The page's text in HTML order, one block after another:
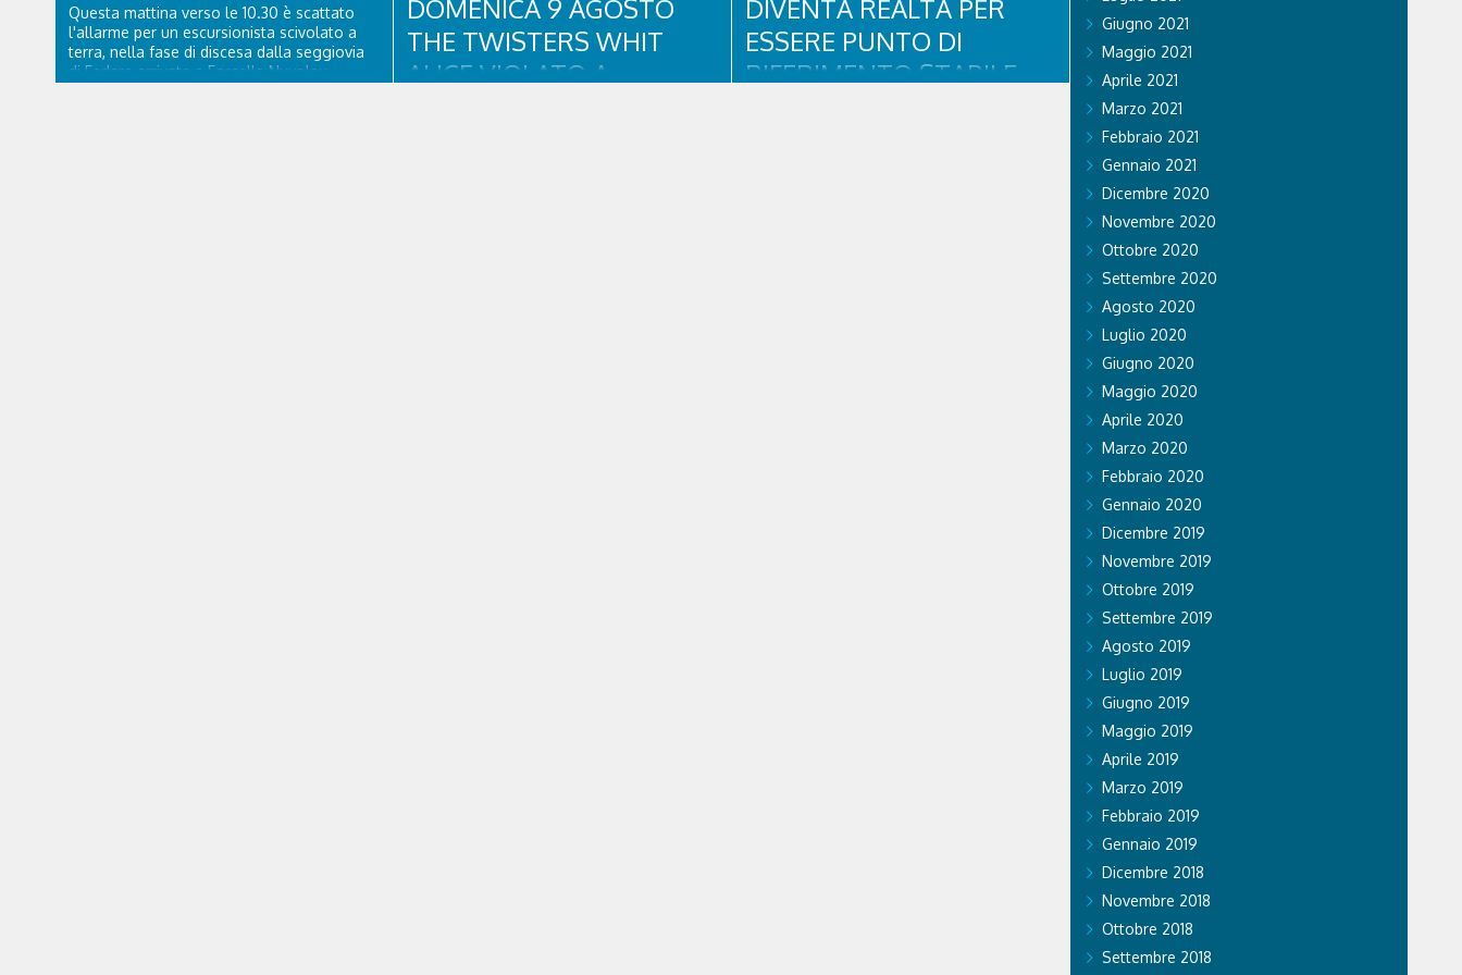
Questa mattina verso le 10.30 è scattato
l'allarme per un escursionista scivolato a
terra, nella fase di discesa dalla seggiovia
di Fedare arrivata a Forcella Nuvolau.
DOMENICA 9 AGOSTO
THE TWISTERS WHIT
ALICE VIOLATO A
DIVENTA REALTÀ PER
ESSERE PUNTO DI
RIFERIMENTO STABILE
Giugno 2021
Maggio 2021
Aprile 2021
Marzo 2021
Febbraio 2021
Gennaio 2021
Dicembre 2020
Novembre 2020
Ottobre 2020
Settembre 2020
Agosto 2020
Luglio 2020
Giugno 2020
Maggio 2020
Aprile 2020
Marzo 2020
Febbraio 2020
Gennaio 2020
Dicembre 2019
Novembre 2019
Ottobre 2019
Settembre 2019
Agosto 2019
Luglio 2019
Giugno 2019
Maggio 2019
Aprile 2019
Marzo 2019
Febbraio 2019
Gennaio 2019
Dicembre 2018
Novembre 2018
Ottobre 2018
Settembre 2018